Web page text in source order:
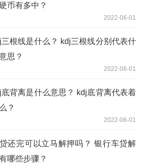
币有多中？
2022-06-01
三根线是什么？ kdj三根线分别代表什
思？
2022-06-01
底背离是什么意思？ kdj底背离代表着
？
2022-06-01
还完可以立马解押吗？ 银行车贷解
哪些步骤？